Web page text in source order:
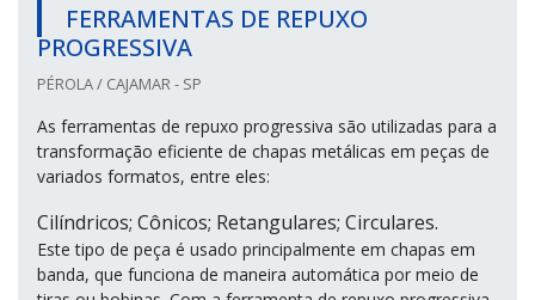
FERRAMENTAS DE REPUXO
PROGRESSIVA
PÉROLA / CAJAMAR - SP
As ferramentas de repuxo progressiva são utilizadas para a
transformação eficiente de chapas metálicas em peças de
variados formatos, entre eles:
Cilíndricos; Cônicos; Retangulares; Circulares.
Este tipo de peça é usado principalmente em chapas em
banda, que funciona de maneira automática por meio de